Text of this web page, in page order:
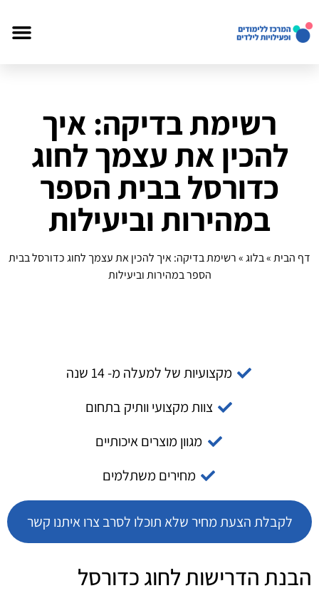
רשימת בדיקה: איך
להכין את עצמך לחוג
כדורסל בבית הספר
במהירות וביעילות
דף הבית»בלוג»רשימת בדיקה: איך להכין את עצמך לחוג כדורסל בבית
הספר במהירות וביעילות
מקצועיות של למעלה מ- 14 שנה
צוות מקצועי וותיק בתחום
מגוון מוצרים איכותיים
מחירים משתלמים
לקבלת הצעת מחיר שלא תוכלו לסרב צרו איתנו קשר
הבנת הדרישות לחוג כדורסל